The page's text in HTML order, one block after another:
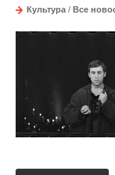
Культура / Все